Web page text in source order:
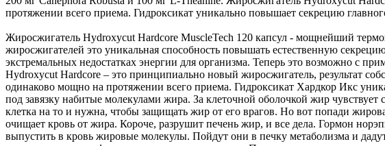
протяжении всего приема. Гидроксикат уникально повышает секрецию
Жиросжигатель Hydroxycut Hardcore MuscleTech 120 капсул - мощнейший
жиросжигателей это уникальная способность повышать естественную
экстремальных недостатках энергии для организма. Теперь это возможно с
Hydroxycut Hardcore – это принципиально новый жиросжигатель, результат
одинаково мощно на протяжении всего приема. Гидроксикат Хардкор Икс
под завязку набитые молекулами жира. За клеточной оболочкой жир
клетка на то и нужна, чтобы защищать жир от его врагов. Но вот попади
очищает кровь от жира. Короче, разрушит печень жир, и все дела. Гормон
выпустить в кровь жировые молекулы. Пойдут они в печку метаболизма и